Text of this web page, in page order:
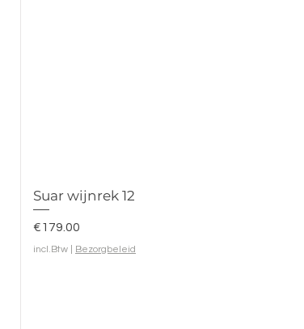
Suar wijnrek 12
Prijs
€179.00
incl.Btw Bezorgbeleid